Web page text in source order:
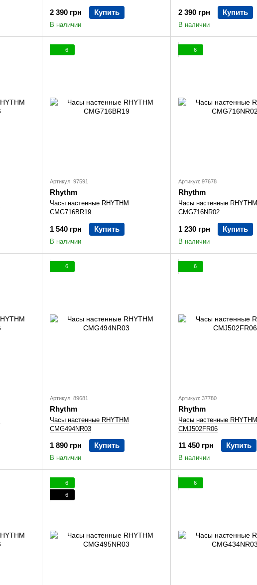
2 390 грн Купить
В наличии
2 390 грн Купить
В наличии
6
Артикул: 97591
Rhythm
Часы настенные RHYTHM
CMG716BR19
1 540 грн Купить
В наличии
6
Артикул: 97678
Rhythm
Часы настенные RHYTHM
CMG716NR02
1 230 грн Купить
В наличии
6
Артикул: 89681
Rhythm
Часы настенные RHYTHM
CMG494NR03
1 890 грн Купить
В наличии
6
Артикул: 37780
Rhythm
Часы настенные RHYTHM
CMJ502FR06
11 450 грн Купить
В наличии
6
6
6